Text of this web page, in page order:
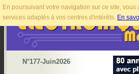
En poursuivant votre navigation sur ce site,
services adaptés à vos centres d'intérêts. En
N°177-Juin2026